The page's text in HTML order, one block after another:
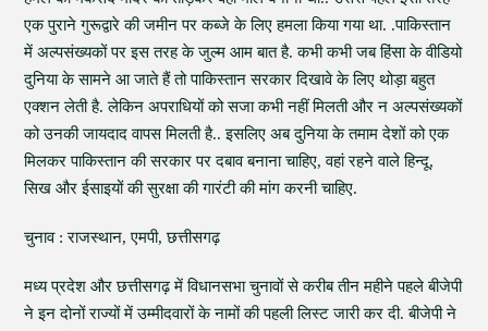
एक पुराने गुरूद्वारे की जमीन पर कब्जे के लिए हमला किया गया था. .पाकिस्तान
में अल्पसंख्यकों पर इस तरह के जुल्म आम बात है. कभी कभी जब हिंसा के वीडियो
दुनिया के सामने आ जाते हैं तो पाकिस्तान सरकार दिखावे के लिए थोड़ा बहुत
एक्शन लेती है. लेकिन अपराधियों को सजा कभी नहीं मिलती और न अल्पसंख्यकों
को उनकी जायदाद वापस मिलती है.. इसलिए अब दुनिया के तमाम देशों को एक
मिलकर पाकिस्तान की सरकार पर दबाव बनाना चाहिए, वहां रहने वाले हिन्दू,
सिख और ईसाइयों की सुरक्षा की गारंटी की मांग करनी चाहिए.
चुनाव : राजस्थान, एमपी, छत्तीसगढ़
मध्य प्रदेश और छत्तीसगढ़ में विधानसभा चुनावों से करीब तीन महीने पहले बीजेपी
ने इन दोनों राज्यों में उम्मीदवारों के नामों की पहली लिस्ट जारी कर दी. बीजेपी ने